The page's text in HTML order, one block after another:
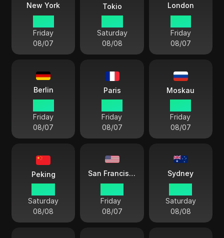
New York
Friday
08/07
Tokio
Saturday
08/08
London
Friday
08/07
Berlin
Friday
08/07
Paris
Friday
08/07
Moskau
Friday
08/07
Peking
Saturday
08/08
San Francisco
Friday
08/07
Sydney
Saturday
08/08